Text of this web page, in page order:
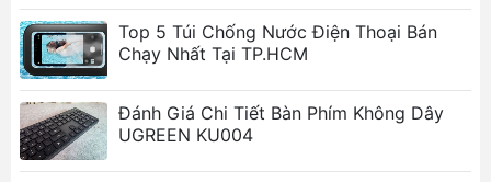
Thiết kế chắc chắn, tản nhiệt tốt:Vỏ hợp kim
nhôm và nhựa ABS cao cấp, chip ASM1156R
đảm bảo hoạt động ổn định và bền bỉ.
Dễ dàng sử dụng:Thiết kế cắm là chạy, không
cần cài đặt trình điều khiển phức tạp.
Ảnh sản phẩm
Top 5 Túi Chống Nước Điện Thoại Bán
Chạy Nhất Tại TP.HCM
Đánh Giá Chi Tiết Bàn Phím Không Dây
UGREEN KU004